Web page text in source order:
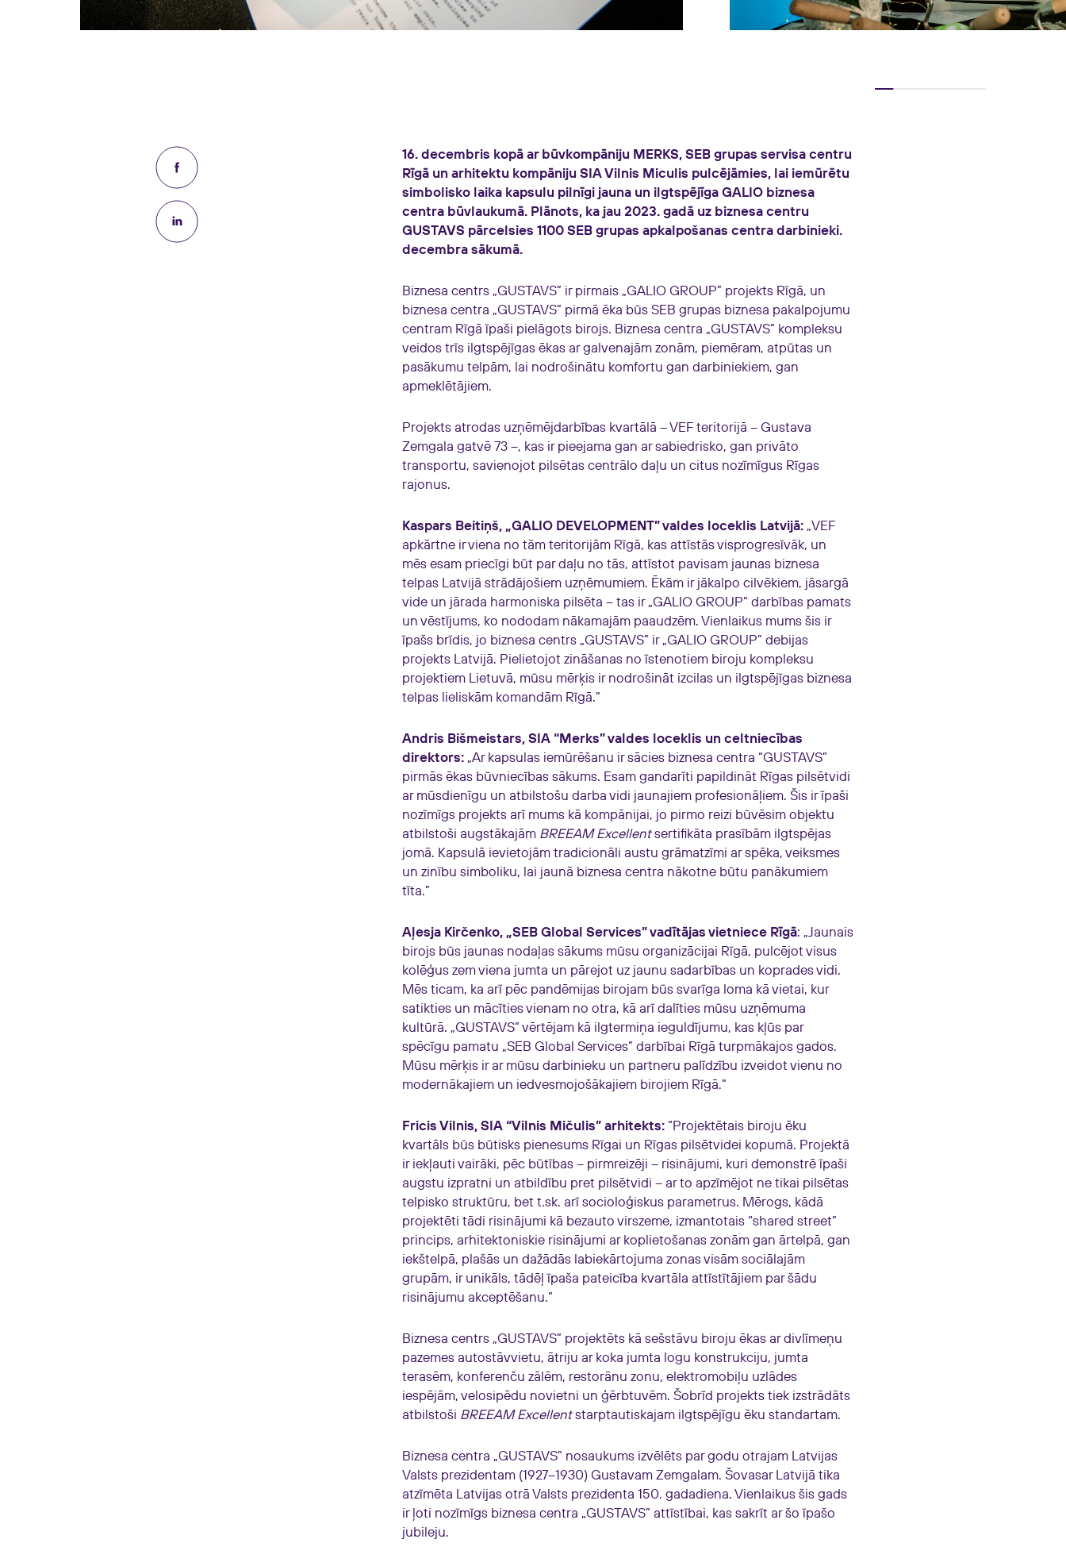
16. decembris kopā ar būvkompāniju MERKS, SEB grupas servisa centru
Rīgā un arhitektu kompāniju SIA Vilnis Miculis pulcējāmies, lai iemūrētu
simbolisko laika kapsulu pilnīgi jauna un ilgtspējīga GALIO biznesa
centra būvlaukumā. Plānots, ka jau 2023. gadā uz biznesa centru
GUSTAVS pārcelsies 1100 SEB grupas apkalpošanas centra darbinieki.
decembra sākumā.
Biznesa centrs „GUSTAVS” ir pirmais „GALIO GROUP” projekts Rīgā, un
biznesa centra „GUSTAVS” pirmā ēka būs SEB grupas biznesa pakalpojumu
centram Rīgā īpaši pielāgots birojs. Biznesa centra „GUSTAVS” kompleksu
veidos trīs ilgtspējīgas ēkas ar galvenajām zonām, piemēram, atpūtas un
pasākumu telpām, lai nodrošinātu komfortu gan darbiniekiem, gan
apmeklētājiem.
Projekts atrodas uzņēmējdarbības kvartālā – VEF teritorijā – Gustava
Zemgala gatvē 73 –, kas ir pieejama gan ar sabiedrisko, gan privāto
transportu, savienojot pilsētas centrālo daļu un citus nozīmīgus Rīgas
rajonus.
Kaspars Beitiņš, „GALIO DEVELOPMENT” valdes loceklis Latvijā:„VEF
apkārtne ir viena no tām teritorijām Rīgā, kas attīstās visprogresīvāk, un
mēs esam priecīgi būt par daļu no tās, attīstot pavisam jaunas biznesa
telpas Latvijā strādājošiem uzņēmumiem. Ēkām ir jākalpo cilvēkiem, jāsargā
vide un jārada harmoniska pilsēta – tas ir „GALIO GROUP” darbības pamats
un vēstījums, ko nododam nākamajām paaudzēm. Vienlaikus mums šis ir
īpašs brīdis, jo biznesa centrs „GUSTAVS” ir „GALIO GROUP” debijas
projekts Latvijā. Pielietojot zināšanas no īstenotiem biroju kompleksu
projektiem Lietuvā, mūsu mērķis ir nodrošināt izcilas un ilgtspējīgas biznesa
telpas lieliskām komandām Rīgā.”
Andris Bišmeistars, SIA “Merks” valdes loceklis un celtniecības
direktors: „Ar kapsulas iemūrēšanu ir sācies biznesa centra “GUSTAVS”
pirmās ēkas būvniecības sākums. Esam gandarīti papildināt Rīgas pilsētvidi
ar mūsdienīgu un atbilstošu darba vidi jaunajiem profesionāļiem. Šis ir īpaši
nozīmīgs projekts arī mums kā kompānijai, jo pirmo reizi būvēsim objektu
atbilstoši augstākajām BREEAM Excellentsertifikāta prasībām ilgtspējas
jomā. Kapsulā ievietojām tradicionāli austu grāmatzīmi ar spēka, veiksmes
un zinību simboliku, lai jaunā biznesa centra nākotne būtu panākumiem
tīta.”
Aļesja Kirčenko, „SEB Global Services” vadītājas vietniece Rīgā: „Jaunais
birojs būs jaunas nodaļas sākums mūsu organizācijai Rīgā, pulcējot visus
kolēģus zem viena jumta un pārejot uz jaunu sadarbības un koprades vidi.
Mēs ticam, ka arī pēc pandēmijas birojam būs svarīga loma kā vietai, kur
satikties un mācīties vienam no otra, kā arī dalīties mūsu uzņēmuma
kultūrā. „GUSTAVS” vērtējam kā ilgtermiņa ieguldījumu, kas kļūs par
spēcīgu pamatu „SEB Global Services” darbībai Rīgā turpmākajos gados.
Mūsu mērķis ir ar mūsu darbinieku un partneru palīdzību izveidot vienu no
modernākajiem un iedvesmojošākajiem birojiem Rīgā.”
Fricis Vilnis, SIA “Vilnis Mičulis” arhitekts:“Projektētais biroju ēku
kvartāls būs būtisks pienesums Rīgai un Rīgas pilsētvidei kopumā. Projektā
ir iekļauti vairāki, pēc būtības – pirmreizēji – risinājumi, kuri demonstrē īpaši
augstu izpratni un atbildību pret pilsētvidi – ar to apzīmējot ne tikai pilsētas
telpisko struktūru, bet t.sk. arī socioloģiskus parametrus. Mērogs, kādā
projektēti tādi risinājumi kā bezauto virszeme, izmantotais “shared street”
princips, arhitektoniskie risinājumi ar koplietošanas zonām gan ārtelpā, gan
iekštelpā, plašās un dažādās labiekārtojuma zonas visām sociālajām
grupām, ir unikāls, tādēļ īpaša pateicība kvartāla attīstītājiem par šādu
risinājumu akceptēšanu.”
Biznesa centrs „GUSTAVS” projektēts kā sešstāvu biroju ēkas ar divlīmeņu
pazemes autostāvvietu, ātriju ar koka jumta logu konstrukciju, jumta
terasēm, konferenču zālēm, restorānu zonu, elektromobiļu uzlādes
iespējām, velosipēdu novietni un ģērbtuvēm. Šobrīd projekts tiek izstrādāts
atbilstoši BREEAM Excellentstarptautiskajam ilgtspējīgu ēku standartam.
Biznesa centra „GUSTAVS” nosaukums izvēlēts par godu otrajam Latvijas
Valsts prezidentam (1927–1930) Gustavam Zemgalam. Šovasar Latvijā tika
atzīmēta Latvijas otrā Valsts prezidenta 150. gadadiena. Vienlaikus šis gads
ir ļoti nozīmīgs biznesa centra „GUSTAVS” attīstībai, kas sakrīt ar šo īpašo
jubileju.